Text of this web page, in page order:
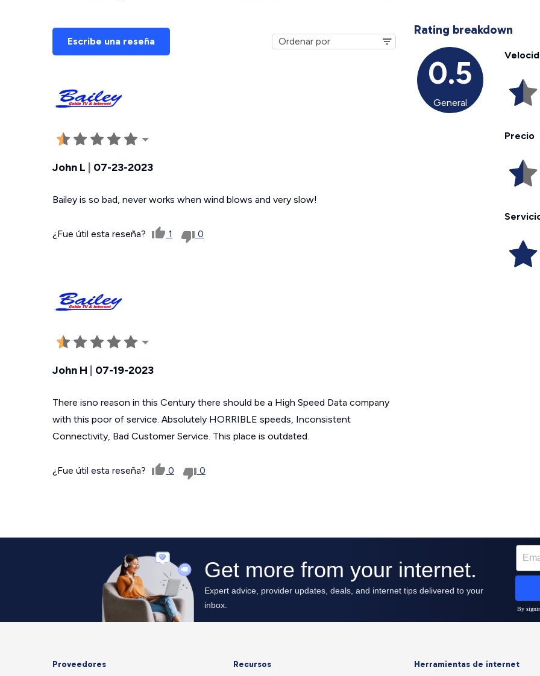
Rating breakdown
0.5
General
Precio
Escribe una reseña
John L | 07-23-2023
Bailey is so bad, never works when wind blows and very slow!
¿Fue útil esta reseña? 1 0
John H 07-19-2023
There isno reason in this Century there should be a High Speed Data company
with this poor of service. Absolutely HORRIBLE speeds, Inconsistent
Connectivity, Bad Customer Service. This place is outdated.
¿Fue útil esta reseña? 0 0
Proveedores Recursos Herramientas de internet